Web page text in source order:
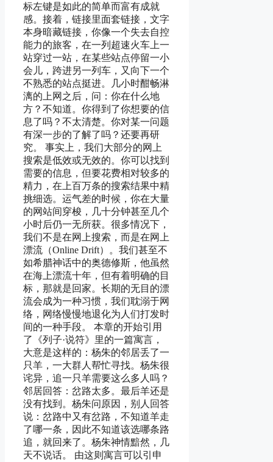
标左键是如此的简单而富有成就
感。接着，链接里面套链接，文字
本身暗藏链接，你像一个失去自控
能力的旅客，在一列超速火车上一
站穿过一站，在某些站点停留一小
会儿，跨进另一列车，又向下一个
不熟悉的站点挺进。几小时酣畅淋
漓的上网之后，问：你在什么地
方？不知道。你得到了你想要的信
息了吗？不太清楚。你对某一问题
有深一步的了解了吗？还要再研
究。 事实上，我们大部分的网上
搜索是低效或无效的。你可以找到
需要的信息，但要花费相对较多的
精力，在上百万条的搜索结果中精
挑细选。运气差的时候，你在大量
的网站间穿梭，几十分钟甚至几个
小时后仍一无所获。很多情况下，
我们不是在网上搜索，而是在网上
漂流（Online Drift）。我们甚至不
如希腊神话中的奥德修斯，他虽然
在海上漂流十年，但有着明确的目
标，那就是回家。长期的无目的漂
流会成为一种习惯，我们耽溺于网
络，网络慢慢地退化为人们打发时
间的一种手段。 本章的开始引用
了《列子·说符》里的一篇寓言，
大意是这样的：杨朱的邻居丢了一
只羊，一大群人帮忙寻找。杨朱很
诧异，追一只羊需要这么多人吗？
邻居回答：岔路太多。最后羊还是
没有找到。杨朱问原因，别人回答
说：岔路中又有岔路，不知道羊走
了哪一条，因此不知道该选哪条路
追，就回来了。杨朱神情黯然，几
天不说话。 由这则寓言可以引申